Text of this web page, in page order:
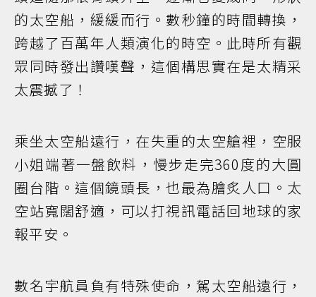
的太空船，緩緩而行。數秒鐘的時間轉換，
跨越了百萬年人類演化的時空。此時所有觀
眾同時發出讚嘆聲，這個構思實在是太精采
太震撼了！
乘坐太空船遠行，在失重的太空艙裡，空服
小姐端著一盤飲料，慢步走完360度的大圓
圈台階。這個鏡頭長，也最為膾炙人口。太
空站寬闊舒適，可以打視訊電話回地球的家
報平安。
數名宇航員負有特殊使命，駕太空船遠行，